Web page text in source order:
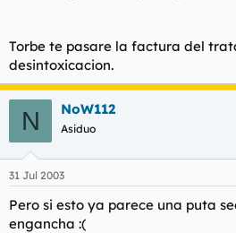
Torbe te pasare la factura del
desintoxicacion.
N NoW112
Asiduo
31 Jul 2003
Pero si esto ya parece una puta
engancha :(